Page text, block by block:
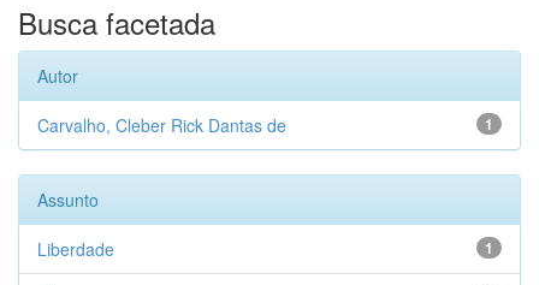
Busca facetada
Autor
1
Carvalho, Cleber Rick Dantas de
Assunto
1
Liberdade